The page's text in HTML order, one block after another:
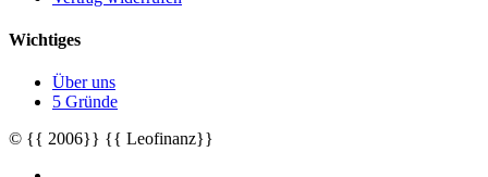
Wichtiges
Über uns
5 Gründe
© {{ 2006}} {{ Leofinanz}}